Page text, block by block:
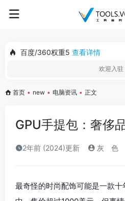
百度/360权重5 查看详情
欢迎入驻
首页 • new • 电脑资讯 • 正文
GPU手提包：奢侈
2年前 (2024)更新 灰ゝ色
最奇怪的时尚配饰可能是一款